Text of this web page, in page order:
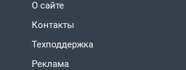
О сайте
Контакты
Техподдержка
Реклама